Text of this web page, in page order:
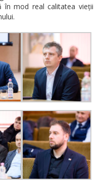
în mod real calitatea vieții